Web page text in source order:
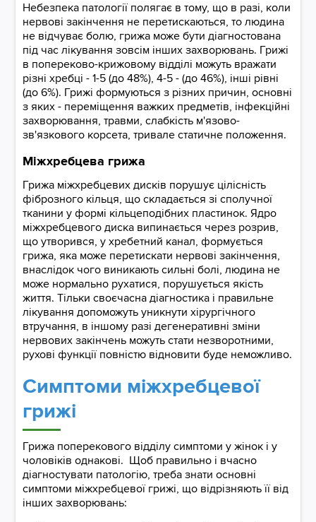
Небезпека патології полягає в тому, що в разі, коли
нервові закінчення не перетискаються, то людина
не відчуває болю, грижа може бути діагностована
під час лікування зовсім інших захворювань. Грижі
в попереково-крижовому відділі можуть вражати
різні хребці - 1-5 (до 48%), 4-5 - (до 46%), інші рівні
(до 6%). Грижі формуються з різних причин, основні
з яких - переміщення важких предметів, інфекційні
захворювання, травми, слабкість м'язово-
зв'язкового корсета, тривале статичне положення.
Міжхребцева грижа
Грижа міжхребцевих дисків порушує цілісність
фіброзного кільця, що складається зі сполучної
тканини у формі кільцеподібних пластинок. Ядро
міжхребцевого диска випинається через розрив,
що утворився, у хребетний канал, формується
грижа, яка може перетискати нервові закінчення,
внаслідок чого виникають сильні болі, людина не
може нормально рухатися, порушується якість
життя. Тільки своєчасна діагностика і правильне
лікування допоможуть уникнути хірургічного
втручання, в іншому разі дегенеративні зміни
нервових закінчень можуть стати незворотними,
рухові функції повністю відновити буде неможливо.
Симптоми міжхребцевої
грижі
Грижа поперекового відділу симптоми у жінок і у
чоловіків однакові. Щоб правильно і вчасно
діагностувати патологію, треба знати основні
симптоми міжхребцевої грижі, що відрізняють її від
інших захворювань: